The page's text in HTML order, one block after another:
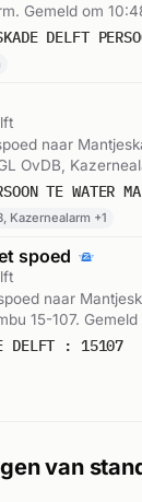
Gemeld om
naar
OvDB,
Gemeld om
Kazernealarm +1
spoed
naar
15-107. Gemeld
DELFT : 15107
van